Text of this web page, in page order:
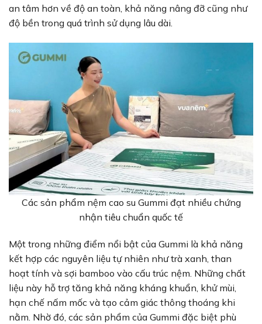
an tâm hơn về độ an toàn, khả năng nâng đỡ cũng như
độ bền trong quá trình sử dụng lâu dài.
Các sản phẩm nệm cao su Gummi đạt nhiều chứng
nhận tiêu chuẩn quốc tế
Một trong những điểm nổi bật của Gummi là khả năng
kết hợp các nguyên liệu tự nhiên như trà xanh, than
hoạt tính và sợi bamboo vào cấu trúc nệm. Những chất
liệu này hỗ trợ tăng khả năng kháng khuẩn, khử mùi,
hạn chế nấm mốc và tạo cảm giác thông thoáng khi
nằm. Nhờ đó, các sản phẩm của Gummi đặc biệt phù